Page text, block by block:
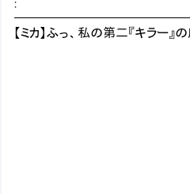
:
【ミカ】ふっ、私の第二『キラー